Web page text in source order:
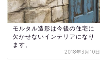
モルタル造形は今後の住宅に
欠かせないインテリアになり
ます。
2018年3月10日